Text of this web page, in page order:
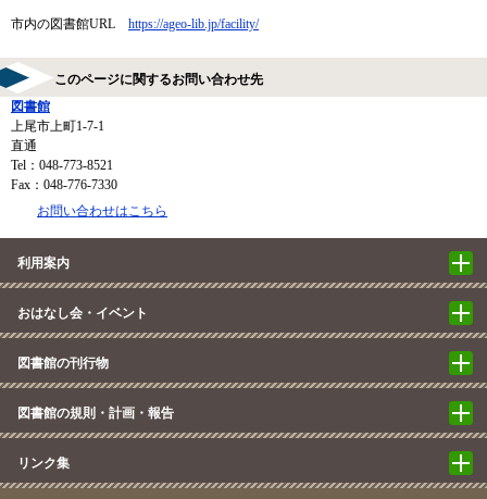
市内の図書館URL https://ageo-lib.jp/facility/​
このページに関するお問い合わせ先
図書館
上尾市上町1-7-1
直通
Tel：048-773-8521
Fax：048-776-7330
お問い合わせはこちら
利用案内
おはなし会・イベント
図書館の刊行物
図書館の規則・計画・報告
リンク集